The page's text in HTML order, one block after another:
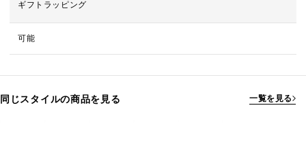
ギフトラッピング
可能
同じスタイルの商品を見る 一覧を見る